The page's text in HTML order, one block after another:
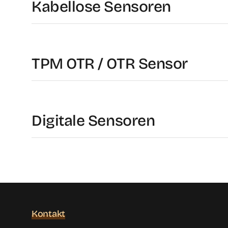
Kabellose Sensoren
TPM OTR / OTR Sensor
Digitale Sensoren
Kontakt